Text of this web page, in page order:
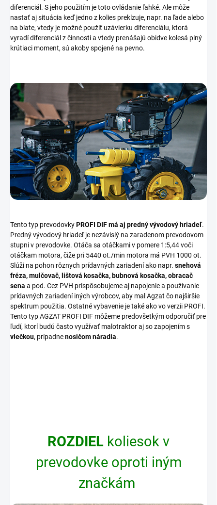
diferenciál. S jeho použitím je toto ovládanie ľahké. Ale môže
nastať aj situácia keď jedno z kolies preklzuje, napr. na ľade alebo
na blate, vtedy je možné použiť uzávierku diferenciálu, ktorá
vyradí diferenciál z činnosti a vtedy prenášajú obidve kolesá plný
krútiaci moment, sú akoby spojené na pevno.
Tento typ prevodovkyPROFI DIF má aj predný vývodový hriadeľ.
Predný vývodový hriadeľ je nezávislý na zaradenom prevodovom
stupni v prevodovke. Otáča sa otáčkami v pomere 1:5,44 voči
otáčkam motora, čiže pri 5440 ot./min motora má PVH 1000 ot.
Slúži na pohon rôznych prídavných zariadení ako napr. snehová
fréza, mulčovač, lištová kosačka, bubnová kosačka, obracač
sena a pod. Cez PVH prispôsobujeme aj napojenie a používanie
prídavných zariadení iných výrobcov, aby mal Agzat čo najširšie
spektrum použitia. Ostatné vybavenie je také ako vo verzii PROFI.
Tento typ AGZAT PROFI DIF môžeme predovšetkým odporučiť pre
ľudí, ktorí budú často využívať malotraktor aj so zapojením s
vlečkou, prípadnenosičom náradia.
ROZDIEL koliesok v
prevodovke oproti iným
značkám